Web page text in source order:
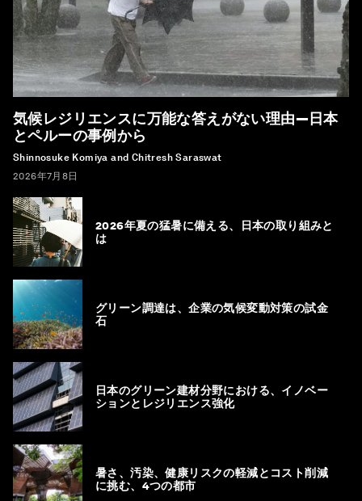
気候レジリエンスに万能な答えがない理由―日本
とペルーの事例から
Shinnosuke Komiya and Chitresh Saraswat
2026年7月8日
2026年夏の猛暑に備える、日本の取り組みと
は
グリーン調達は、企業の気候変動対策の試金
石
日本のグリーン建材分野における、イノベー
ションとレジリエンス強化
暑さ、汚染、健康リスクの軽減とコスト削減
に挑む、4つの都市